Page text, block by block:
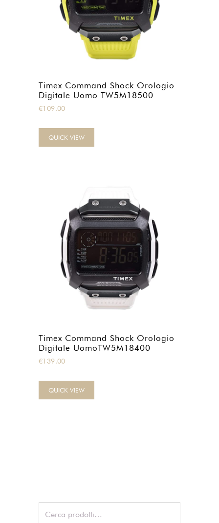
Timex Command Shock Orologio
Digitale Uomo TW5M18500
€109.00
QUICK VIEW
Timex Command Shock Orologio
Digitale UomoTW5M18400
€139.00
QUICK VIEW